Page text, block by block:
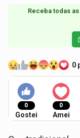
Receba todas
0
0
Gostei
0
Amei